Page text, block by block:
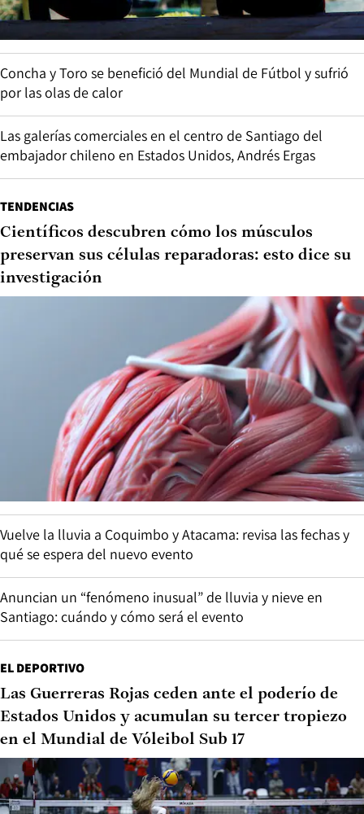
Concha y Toro se benefició del Mundial de Fútbol y sufrió
por las olas de calor
Las galerías comerciales en el centro de Santiago del
embajador chileno en Estados Unidos, Andrés Ergas
TENDENCIAS
Científicos descubren cómo los músculos
preservan sus células reparadoras: esto dice su
investigación
Vuelve la lluvia a Coquimbo y Atacama: revisa las fechas y
qué se espera del nuevo evento
Anuncian un “fenómeno inusual” de lluvia y nieve en
Santiago: cuándo y cómo será el evento
EL DEPORTIVO
Las Guerreras Rojas ceden ante el poderío de
Estados Unidos y acumulan su tercer tropiezo
en el Mundial de Vóleibol Sub 17